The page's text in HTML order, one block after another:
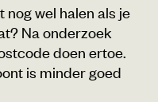
nog wel halen als je
Na onderzoek
doen ertoe.
is minder goed